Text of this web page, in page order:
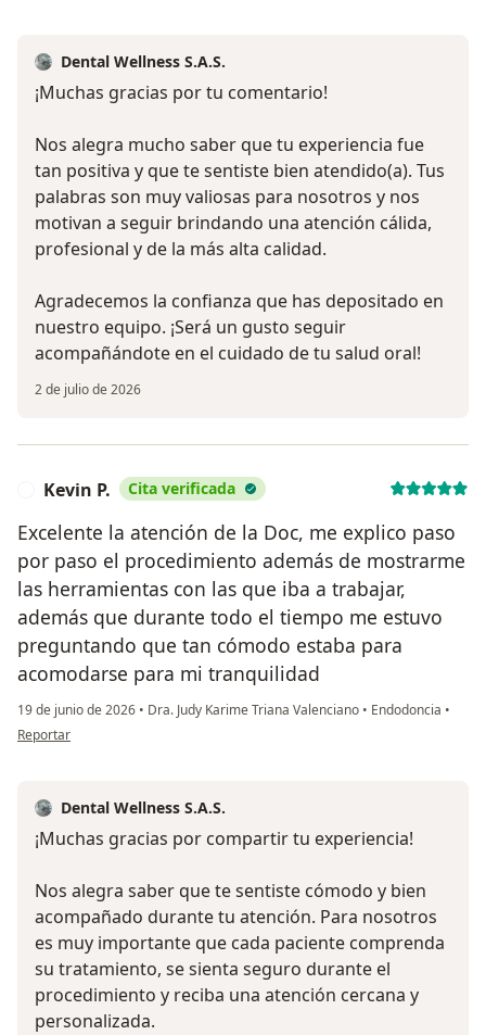
Dental Wellness S.A.S.
¡Muchas gracias por tu comentario!
Nos alegra mucho saber que tu experiencia fue
tan positiva y que te sentiste bien atendido(a). Tus
palabras son muy valiosas para nosotros y nos
motivan a seguir brindando una atención cálida,
profesional y de la más alta calidad.
Agradecemos la confianza que has depositado en
nuestro equipo. ¡Será un gusto seguir
acompañándote en el cuidado de tu salud oral!
2 de julio de 2026
Kevin P. Cita verificada
Excelente la atención de la Doc, me explico paso
por paso el procedimiento además de mostrarme
las herramientas con las que iba a trabajar,
además que durante todo el tiempo me estuvo
preguntando que tan cómodo estaba para
acomodarse para mi tranquilidad
19 de junio de 2026 • Dra. Judy Karime Triana Valenciano • Endodoncia •
en opinión del usuario Kevin P.
Reportar
Dental Wellness S.A.S.
¡Muchas gracias por compartir tu experiencia!
Nos alegra saber que te sentiste cómodo y bien
acompañado durante tu atención. Para nosotros
es muy importante que cada paciente comprenda
su tratamiento, se sienta seguro durante el
procedimiento y reciba una atención cercana y
personalizada.